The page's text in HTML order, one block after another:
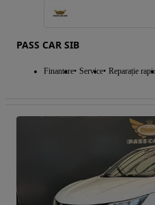
PASS CAR SIB
Finantare Service Reparație